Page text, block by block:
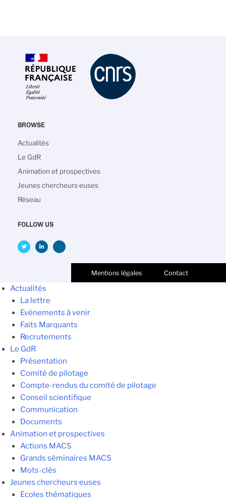
BROWSE
Main
navigation
Actualités
Le GdR
Animation et prospectives
Jeunes chercheurs·euses
Réseau
FOLLOW US
Mentions légales Contact
Actualités
La lettre
Evénements à venir
Faits Marquants
Recrutements
Le GdR
Présentation
Comité de pilotage
Compte-rendus du comité de pilotage
Conseil scientifique
Communication
Documents
Animation et prospectives
Actions MACS
Grands séminaires MACS
Mots-clés
Jeunes chercheurs·euses
Ecoles thématiques